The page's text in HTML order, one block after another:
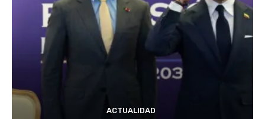
ACTUALIDAD